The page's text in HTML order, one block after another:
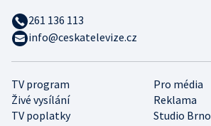
TV program
Pro média
Živé vysílání
Reklama
TV poplatky
Studio Brno
261 136 113
info@ceskatelevize.cz